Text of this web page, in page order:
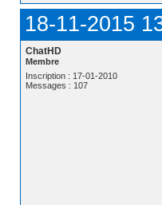
18-11-2015
ChatHD
Membre
Inscription : 17-01-2010
Messages : 107